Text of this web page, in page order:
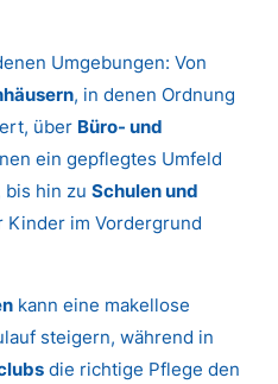
Umgebungen: Von
, in denen Ordnung
über Büro- und
ein gepflegtes Umfeld
bis hin zuSchulen und
Kinder im Vordergrund
kann eine makellose
steigern, während in
die richtige Pflege den